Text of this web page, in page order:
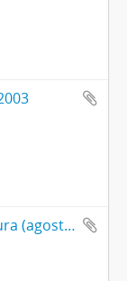
Edição Especial - Formatura (agosto)